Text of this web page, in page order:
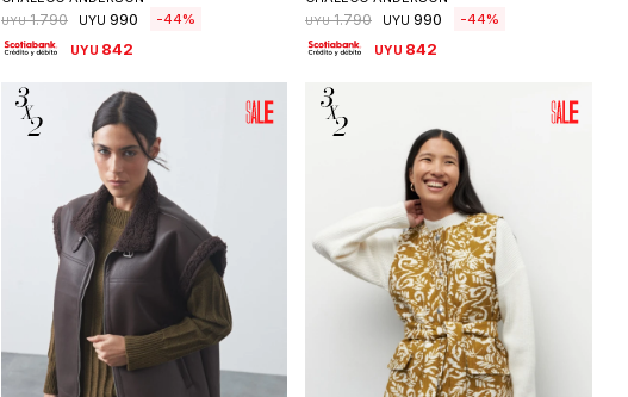
UYU 1.790 UYU 990 44
UYU 842
UYU 1.790 UYU 990 44
UYU 842